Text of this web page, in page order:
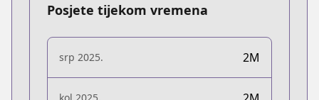
Posjete tijekom vremena
srp 2025. 2M